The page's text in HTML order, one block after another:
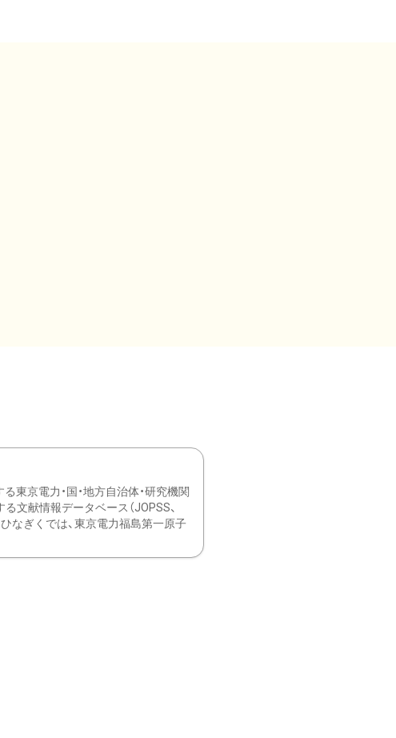
京電力・国・地方自治体・研究機関
文献情報データベース（JOPSS、
なぎくでは、東京電力福島第一原子